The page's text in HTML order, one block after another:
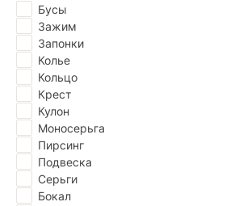
Бусы
Зажим
Запонки
Колье
Кольцо
Крест
Кулон
Моносерьга
Пирсинг
Подвескa
Серьги
Бокал